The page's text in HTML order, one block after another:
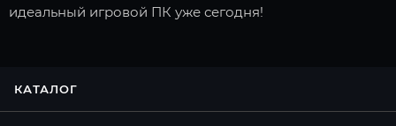
идеальный игровой ПК уже сегодня!
КАТАЛОГ